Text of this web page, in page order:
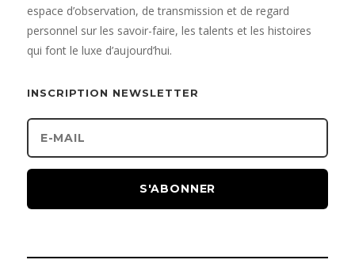
espace d’observation, de transmission et de regard
personnel sur les savoir-faire, les talents et les histoires
qui font le luxe d’aujourd’hui.
INSCRIPTION NEWSLETTER
S'ABONNER